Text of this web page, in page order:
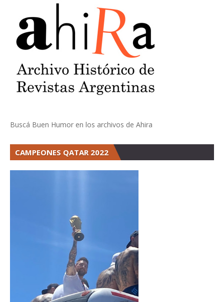
Buscá Buen Humor en los archivos de Ahira
CAMPEONES QATAR 2022